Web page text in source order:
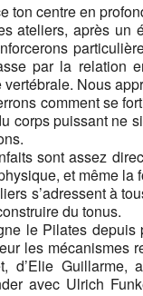
ton centre en
ateliers, après un
par la relation
Nous
comment se
corps puissant ne
sont assez
et même la
s’adressent à
du tonus.
le Pilates
les mécanismes
d’Elie
avec Ulrich